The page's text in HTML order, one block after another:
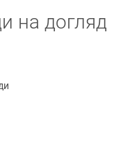
на догляд